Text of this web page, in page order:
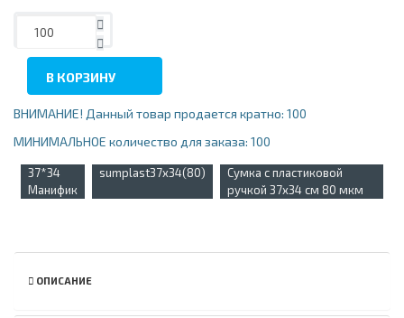
В КОРЗИНУ
ВНИМАНИЕ! Данный товар продается кратно: 100
МИНИМАЛЬНОЕ количество для заказа: 100
37*34
Манифик
sumplast37x34(80)
Сумка с пластиковой
ручкой 37х34 см 80 мкм
ОПИСАНИЕ